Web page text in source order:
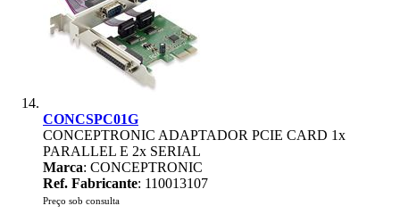
CONCSPC01G
CONCEPTRONIC ADAPTADOR PCIE CARD 1x
PARALLEL E 2x SERIAL
Marca: CONCEPTRONIC
Ref. Fabricante: 110013107
Preço sob consulta